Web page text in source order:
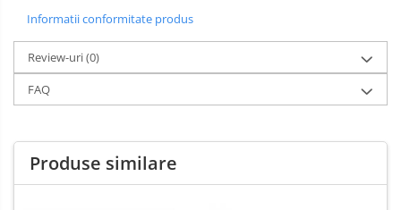
Informatii conformitate produs
Review-uri(0)
FAQ
Produse similare